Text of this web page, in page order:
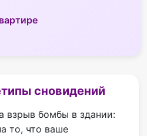
сновидений
взрыв бомбы в здании:
то, что ваше